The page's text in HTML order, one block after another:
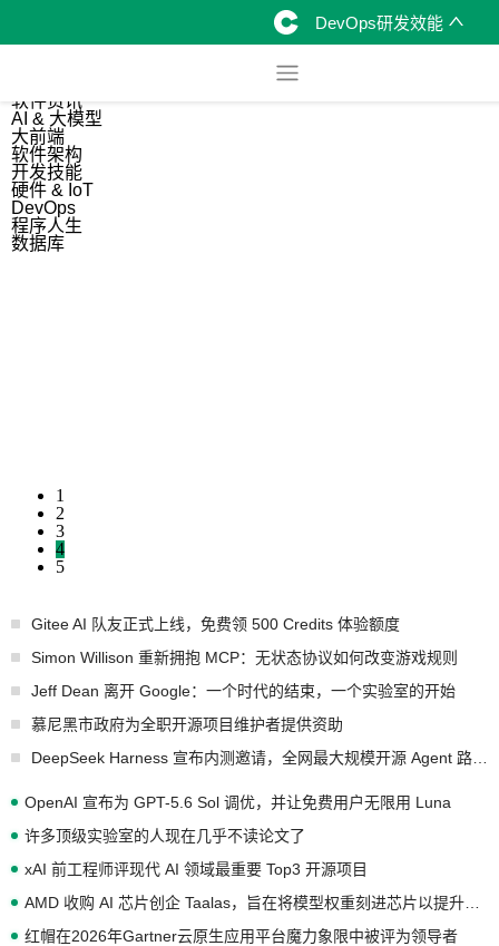
DevOps研发效能
软件资讯
AI & 大模型
大前端
软件架构
开发技能
硬件 & IoT
DevOps
程序人生
数据库
1
2
3
4
5
Gitee AI 队友正式上线，免费领 500 Credits 体验额度
Simon Willison 重新拥抱 MCP：无状态协议如何改变游戏规则
Jeff Dean 离开 Google：一个时代的结束，一个实验室的开始
慕尼黑市政府为全职开源项目维护者提供资助
OpenAI 宣布为 GPT-5.6 Sol 调优，并让免费用户无限用 Luna
许多顶级实验室的人现在几乎不读论文了
xAI 前工程师评现代 AI 领域最重要 Top3 开源项目
红帽在2026年Gartner云原生应用平台魔力象限中被评为领导者